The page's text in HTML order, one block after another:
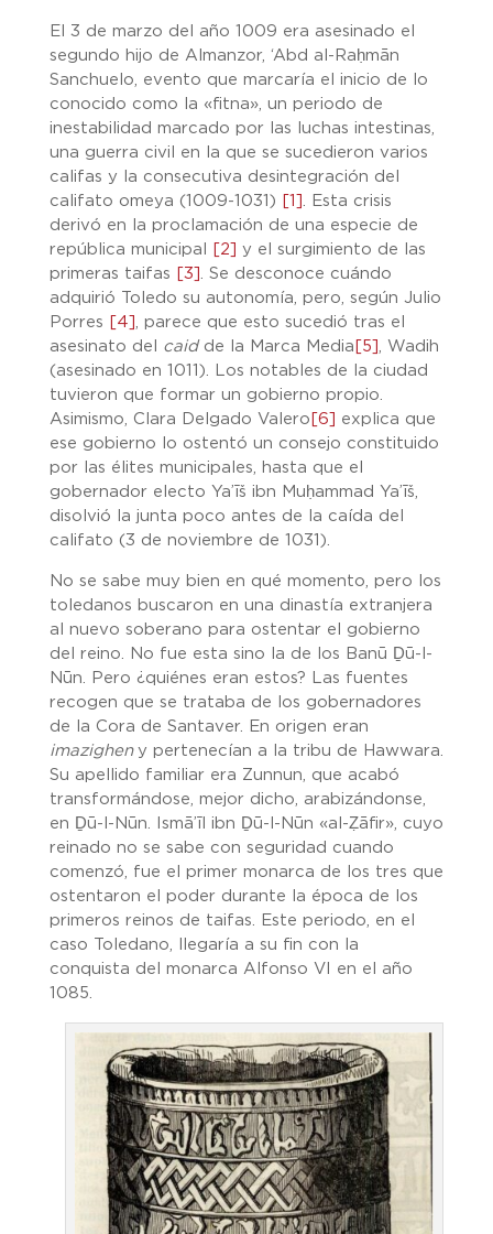
El 3 de marzo del año 1009 era asesinado el
segundo hijo de Almanzor, ‘Abd al-Raḥmān
Sanchuelo, evento que marcaría el inicio de lo
conocido como la «fitna», un periodo de
inestabilidad marcado por las luchas intestinas,
una guerra civil en la que se sucedieron varios
califas y la consecutiva desintegración del
califato omeya (1009-1031)
[1] . Esta crisis
derivó en la proclamación de una especie de
república municipal
[2]
y el surgimiento de las
primeras taifas
[3] . Se desconoce cuándo
adquirió Toledo su autonomía, pero, según Julio
Porres
[4] , parece que esto sucedió tras el
asesinato del caidde la Marca Media [5] , Wadih
(asesinado en 1011). Los notables de la ciudad
tuvieron que formar un gobierno propio.
Asimismo, Clara Delgado Valero [6]
explica que
ese gobierno lo ostentó un consejo constituido
por las élites municipales, hasta que el
gobernador electo Ya’īš ibn Muḥammad Ya’īš,
disolvió la junta poco antes de la caída del
califato (3 de noviembre de 1031).
No se sabe muy bien en qué momento, pero los
toledanos buscaron en una dinastía extranjera
al nuevo soberano para ostentar el gobierno
del reino. No fue esta sino la de los Banū Ḏū-l-
Nūn. Pero ¿quiénes eran estos? Las fuentes
recogen que se trataba de los gobernadores
de la Cora de Santaver. En origen eran
imazighen y pertenecían a la tribu de Hawwara.
Su apellido familiar era Zunnun, que acabó
transformándose, mejor dicho, arabizándonse,
en Ḏū-l-Nūn. Ismā’īl ibn Ḏū-l-Nūn «al-Ẓāfir», cuyo
reinado no se sabe con seguridad cuando
comenzó, fue el primer monarca de los tres que
ostentaron el poder durante la época de los
primeros reinos de taifas. Este periodo, en el
caso Toledano, llegaría a su fin con la
conquista del monarca Alfonso VI en el año
1085.